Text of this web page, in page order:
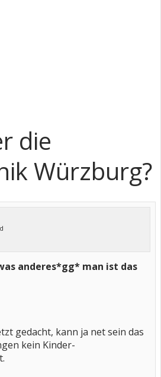
die
Würzburg?
anderes*gg* man ist das
gedacht, kann ja net sein das
kein Kinder-